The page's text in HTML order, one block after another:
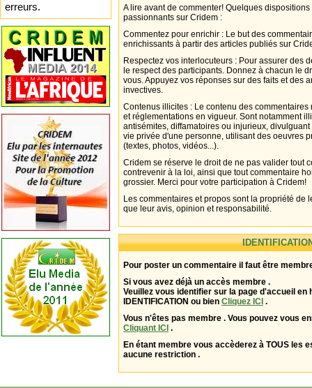
A lire avant de commenter! Quelques
passionnants sur Cridem :
Commentez pour enrichir : Le but des
enrichissants à partir des articles publiés sur
Respectez vos interlocuteurs : Pour assurer des
le respect des participants. Donnez à chacun le
vous. Appuyez vos réponses sur des faits et des
invectives.
Contenus illicites : Le contenu des
et réglementations en vigueur. Sont notamment
antisémites, diffamatoires ou injurieux,
vie privée d'une personne, utilisant des oeuvres
(textes, photos, vidéos...).
Cridem se réserve le droit de ne pas valider tout
contrevenir à la loi, ainsi que tout commentaire
grossier. Merci pour votre participation à Cridem!
Les commentaires et propos sont la propriété de
que leur avis, opinion et responsabilité.
Pour poster un commentaire il faut être
Si vous avez déjà un accès membre .
Veuillez vous identifier sur la page d'accueil en
IDENTIFICATION ou bien Cliquez ICI .
Vous n'êtes pas membre . Vous pouvez vous
Cliquant ICI .
En étant membre vous accèderez à TOUS les
aucune restriction .